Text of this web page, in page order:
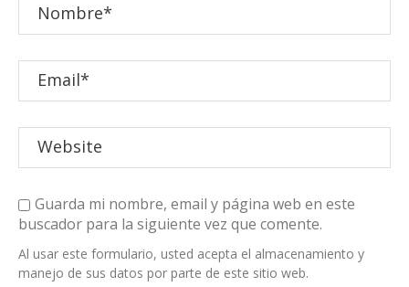
Guarda mi nombre, email y página web en este
buscador para la siguiente vez que comente.
Al usar este formulario, usted acepta el almacenamiento y
manejo de sus datos por parte de este sitio web.